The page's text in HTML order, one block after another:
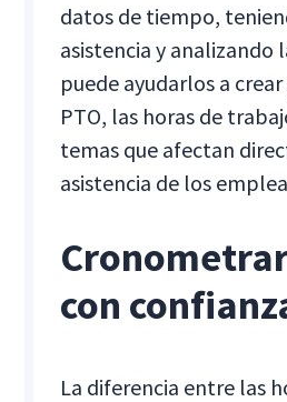
datos de tiempo,
asistencia y analizando
puede ayudarlos a
PTO, las horas de
temas que afectan
asistencia de los
con
La diferencia entre las